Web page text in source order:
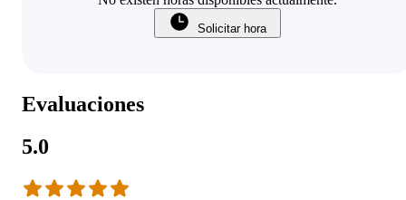
Solicitar hora
Evaluaciones
5.0